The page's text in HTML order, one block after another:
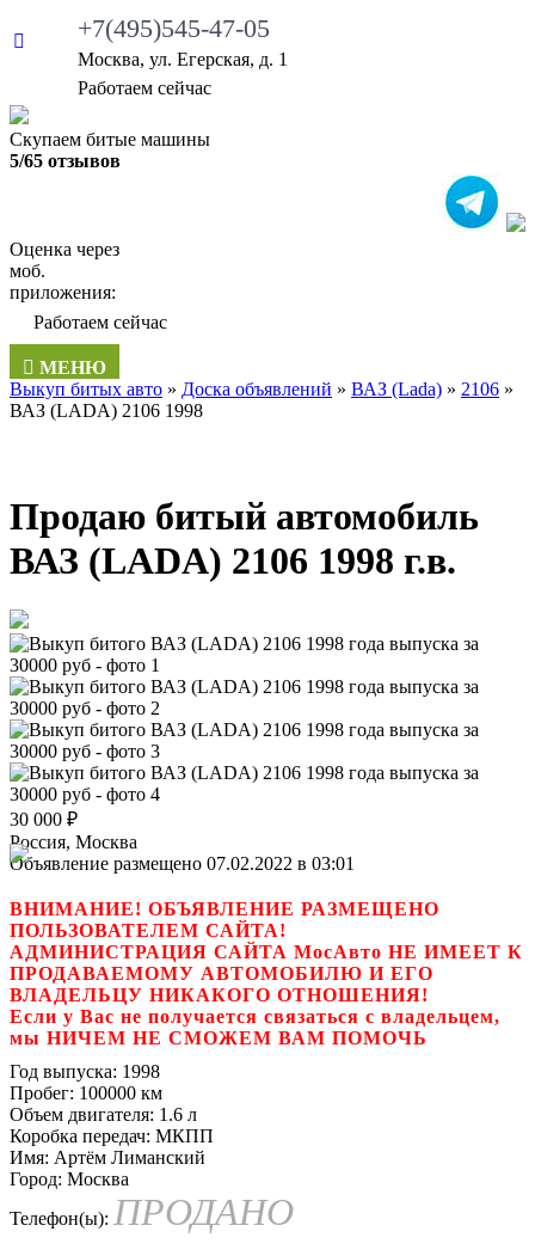
+7(495)545-47-05
Москва, ул. Егерская, д. 1
Работаем сейчас
Скупаем битые машины
5/65 отзывов
Оценка через
моб.
приложения:
Работаем сейчас
МЕНЮ
Выкуп битых авто » Доска объявлений » ВАЗ (Lada) » 2106 »
ВАЗ (LADA) 2106 1998
Продаю битый автомобиль
ВАЗ (LADA) 2106 1998 г.в.
30 000 ₽
Россия, Москва
Объявление размещено 07.02.2022 в 03:01
ВНИМАНИЕ! ОБЪЯВЛЕНИЕ РАЗМЕЩЕНО
ПОЛЬЗОВАТЕЛЕМ САЙТА!
АДМИНИСТРАЦИЯ САЙТА МосАвто НЕ ИМЕЕТ К
ПРОДАВАЕМОМУ АВТОМОБИЛЮ И ЕГО
ВЛАДЕЛЬЦУ НИКАКОГО ОТНОШЕНИЯ!
Если у Вас не получается связаться с владельцем,
мы НИЧЕМ НЕ СМОЖЕМ ВАМ ПОМОЧЬ
Год выпуска: 1998
Пробег: 100000 км
Объем двигателя: 1.6 л
Коробка передач: МКПП
Имя: Артём Лиманский
Город: Москва
Телефон(ы): ПРОДАНО